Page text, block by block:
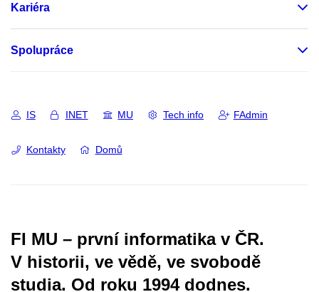
Kariéra
Spolupráce
IS INET MU Tech info FAdmin
Kontakty Domů
FI MU – první informatika v ČR.
V historii, ve vědě, ve svobodě
studia. Od roku 1994 dodnes.